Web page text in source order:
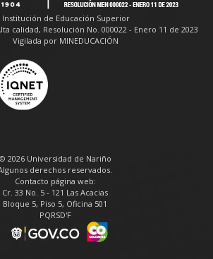
Institución de Educación Superior
calidad, Resolución No. 000022 - Enero 11 de 2023
Vigilada por MINEDUCACIÓN
© 2026 Universidad de Nariño
derechos reservados.
Contacto página web:
Cr. 33 No. 5 - 121 Las Acacias
Bloque 5, Piso 5, Oficina 501
PQRSD'F